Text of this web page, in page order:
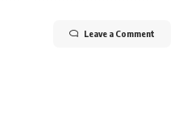
Leave a Comment